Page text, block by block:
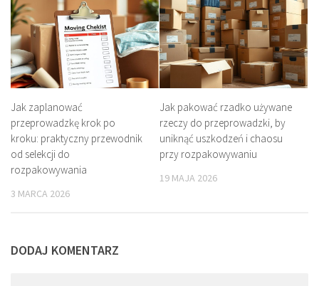
Jak zaplanować
przeprowadzkę krok po
kroku: praktyczny przewodnik
od selekcji do
rozpakowywania
3 MARCA 2026
Jak pakować rzadko używane
rzeczy do przeprowadzki, by
uniknąć uszkodzeń i chaosu
przy rozpakowywaniu
19 MAJA 2026
DODAJ KOMENTARZ